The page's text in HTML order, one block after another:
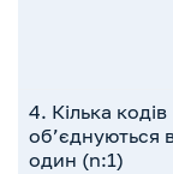
4. Кілька кодів
об’єднуються
один (n:1)